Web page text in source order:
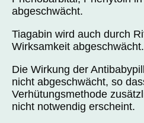
abgeschwächt.
Tiagabin wird auch durch
Wirksamkeit abgeschwächt.
Die Wirkung der
nicht abgeschwächt, so
Verhütungsmethode
nicht notwendig erscheint.